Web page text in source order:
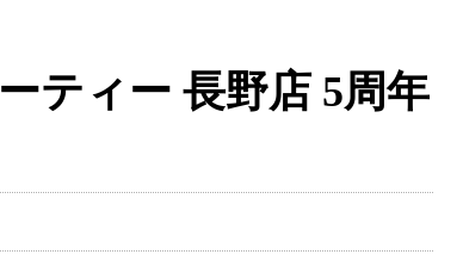
ティー 長野店 5周年